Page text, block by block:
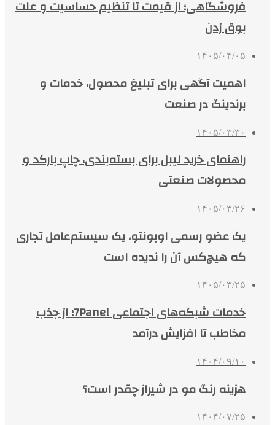
فروشگاهی؛ از قیمت تا تنظیم حساسیت و علت
بوق زدن
۱۴۰۵/۰۴/۰۵
اهمیت آگهی برای تبلیغ محصول، خدمات و
برندینگ در صنعت
۱۴۰۵/۰۳/۳۰
راهنمای خرید لیبل برای بسته‌بندی، چاپ بارکد و
محصولات صنعتی
۱۴۰۵/۰۳/۲۶
یک عضو رسمی اوبونتو، یک سیستم‌عامل تجاری
که هیچ‌کس آن را ندیده است
۱۴۰۵/۰۳/۲۵
خدمات شبکه‌های اجتماعی 7Panel؛ از جذب
مخاطب تا افزایش درآمد
۱۴۰۴/۰۹/۱۰
هزینه رنگ مو در شیراز چقدر است؟
۱۴۰۴/۰۷/۲۵